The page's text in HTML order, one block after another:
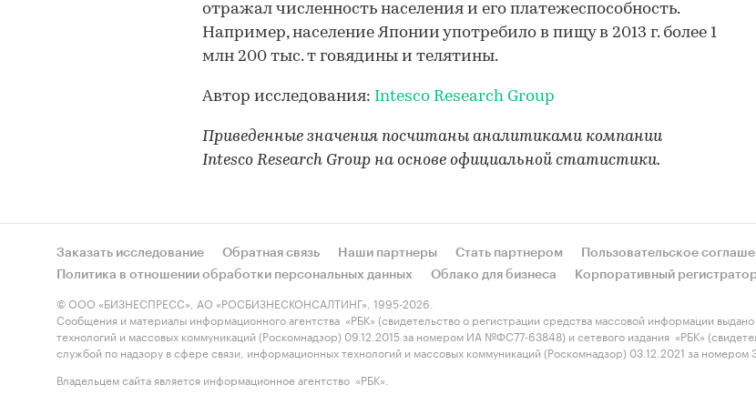
отражал численность населения и его платежеспособность.
Например, население Японии употребило в пищу в 2013 г. более 1
млн 200 тыс. т говядины и телятины.
Автор исследования: Intesco Research Group
Приведенные значения посчитаны аналитиками компании
Intesco Research Group на основе официальной статистики.
Заказать исследование Обратная связь Наши партнеры Стать партнером Пользовательское
Политика в отношении обработки персональных данных
Облако для бизнеса Корпоративный
© ООО «БИЗНЕСПРЕСС», АО «РОСБИЗНЕСКОНСАЛТИНГ», 1995-2026.
Сообщения и материалы информационного агентства «РБК» (свидетельство о регистрации средства массовой информации
технологий и массовых коммуникаций (Роскомнадзор) 09.12.2015 за номером ИА №ФС77-63848) и сетевого издания «РБК»
службой по надзору в сфере связи, информационных технологий и массовых коммуникаций (Роскомнадзор) 03.12.2021 за
Владельцем сайта является информационное агентство «РБК».